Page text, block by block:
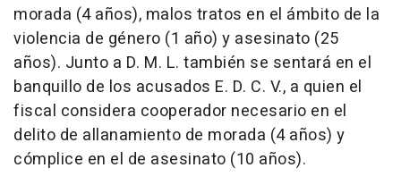
morada (4 años), malos tratos en el ámbito de la
violencia de género (1 año) y asesinato (25
años). Junto a D. M. L. también se sentará en el
banquillo de los acusados E. D. C. V., a quien el
fiscal considera cooperador necesario en el
delito de allanamiento de morada (4 años) y
cómplice en el de asesinato (10 años).